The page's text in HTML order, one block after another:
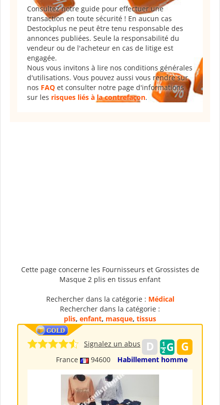
Consultez notre guide pour effectuer une
transaction en toute sécurité ! En aucun cas
Destockplus ne peut être tenu responsable des
annonces publiées. Seule la responsabilité du
vendeur ou de l'acheteur en cas de litige est
engagée.
Nous vous invitons à lire nos conditions générales
d'utilisations. Vous pouvez aussi vous rendre sur
nos FAQ et consulter notre page d'informations
sur les risques liés à la contrefaçon.
Cette page concerne les Fournisseurs et Grossistes de
Masque 2 plis en tissus enfant
Rechercher dans la catégorie : Médical
Rechercher dans la catégorie :
plis, enfant, masque, tissus
France 94600 Habillement homme
Signalez un abus